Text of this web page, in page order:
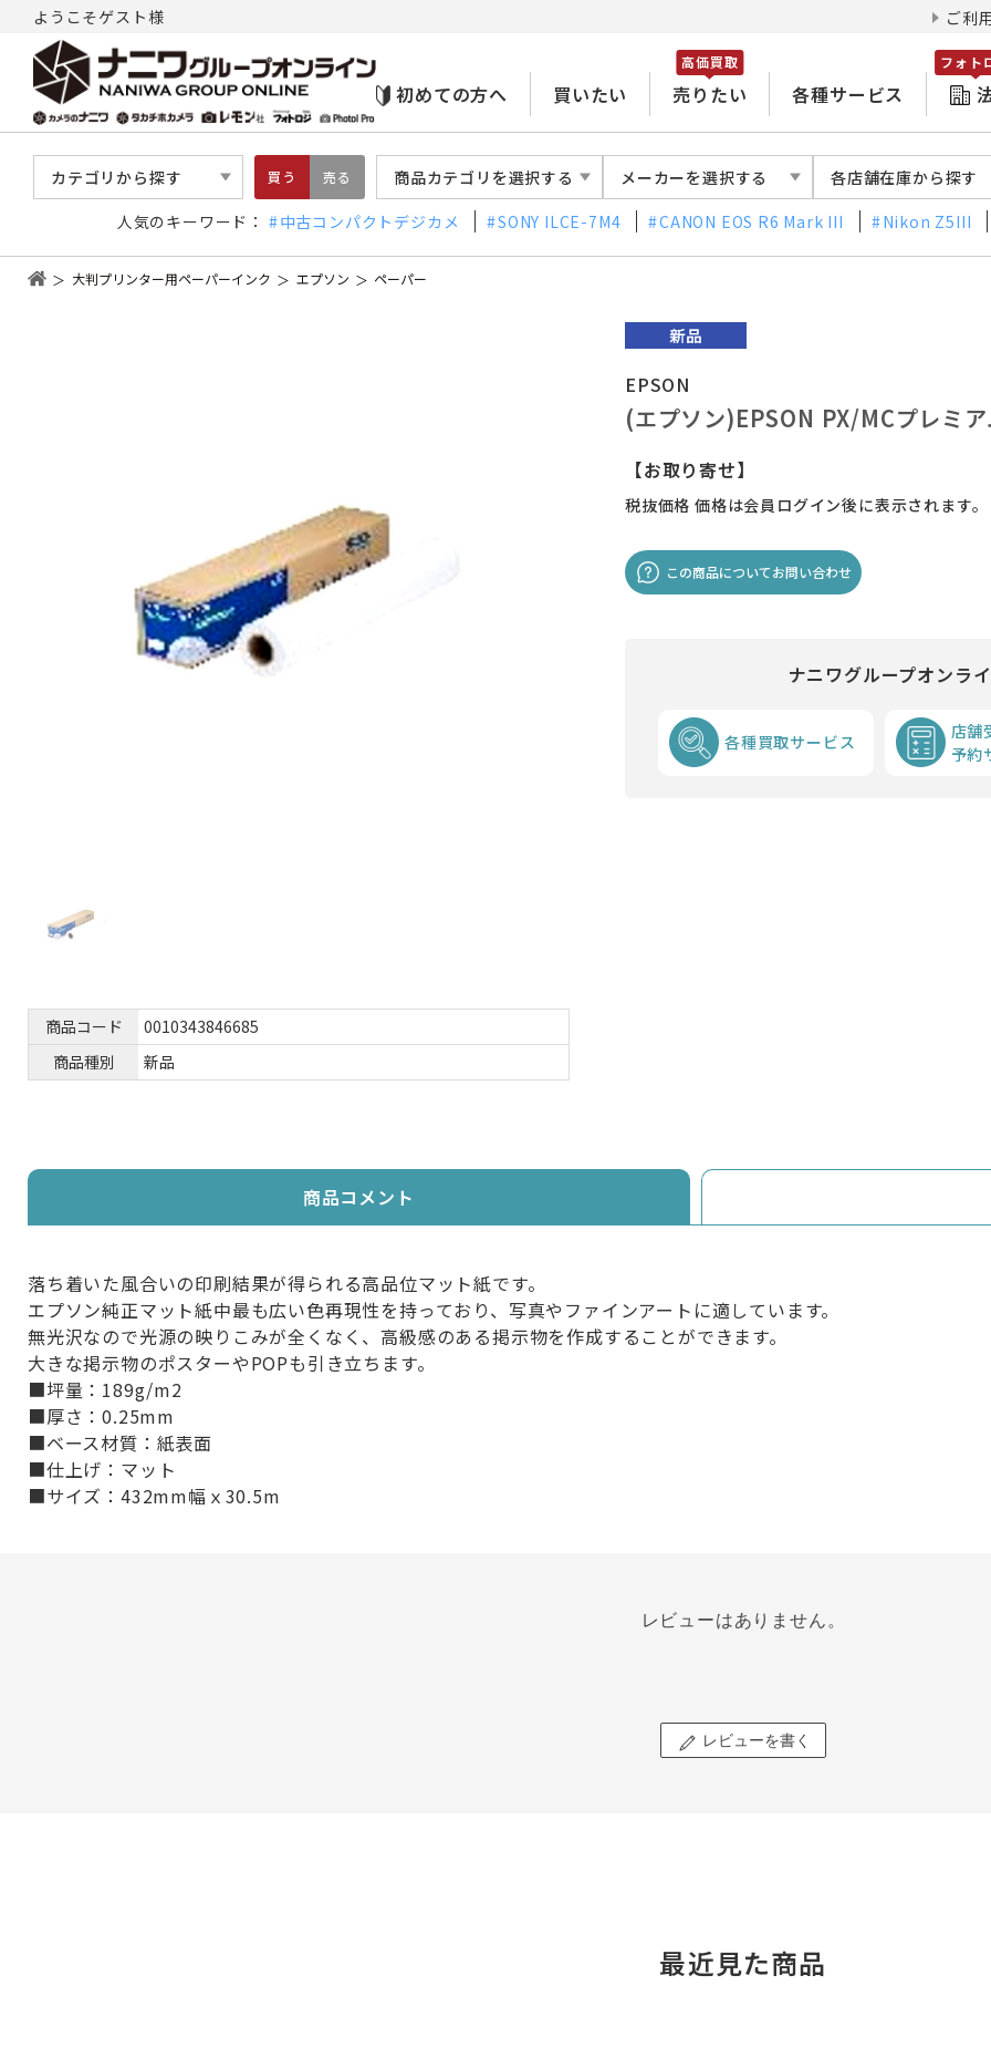
ようこそゲスト様 ご利
初めての方へ 買いたい 売りたい
高価買取
各種サービス
フォト
カテゴリから探す 買う 売る 商品カテゴリを選択する メーカーを選択する 各店舗在庫から探す
人気のキーワード： 中古コンパクトデジカメ SONY ILCE-7M4 CANON EOS R6 Mark III Nikon Z5III
大判プリンター用ペーパーインク エプソン ペーパー
商品コード
0010343846685
商品種別
新品
EPSON
(エプソン)EPSON PX/MCプレミ
【お取り寄せ】
税抜価格 価格は会員ログイン後に表示されます。
この商品についてお問い合わせ
ナニワグループオンラ
各種買取サービス
店舗
予約
商品コメント
落ち着いた風合いの印刷結果が得られる高品位マット紙です。
エプソン純正マット紙中最も広い色再現性を持っており、写真やファインアートに適しています。
無光沢なので光源の映りこみが全くなく、高級感のある掲示物を作成することができます。
大きな掲示物のポスターやPOPも引き立ちます。
■坪量：189g/m2
■厚さ：0.25mm
■ベース材質：紙表面
■仕上げ：マット
■サイズ：432mm幅ｘ30.5m
レビューはありません。
レビューを書く
最近見た商品